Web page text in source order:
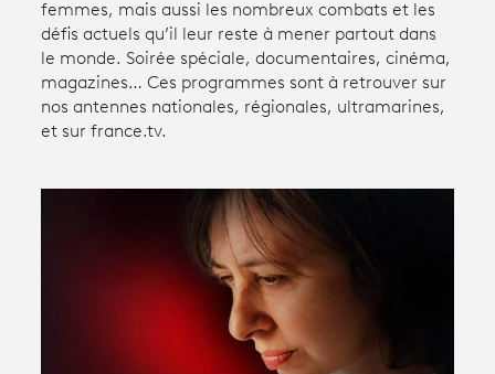
Avantages fidélité
Programme
femmes, mais aussi les nombreux combats et les
défis actuels qu’il leur reste à mener partout dans
le monde. Soirée spéciale, documentaires, cinéma,
magazines… Ces programmes sont à retrouver sur
nos antennes nationales, régionales, ultramarines,
et sur france.tv.